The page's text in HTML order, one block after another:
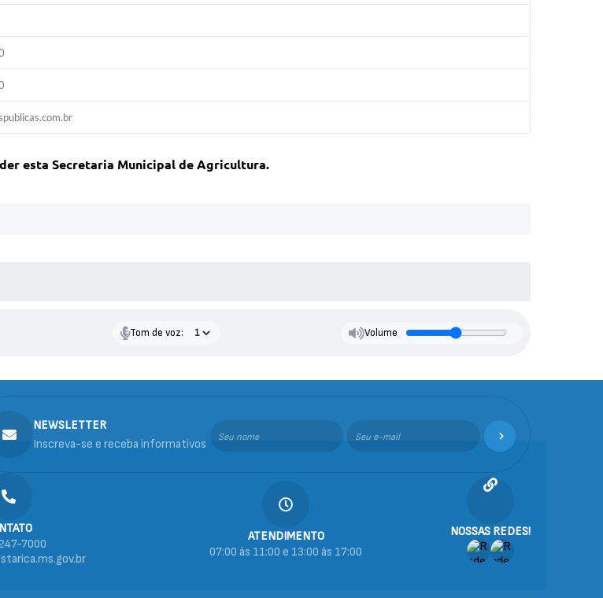
esta Secretaria Municipal de Agricultura.
Tom de voz: Volume
NOSSAS REDES!
7000
ATENDIMENTO
07:00 às 11:00 e 13:00 às 17:00
NEWSLETTER
Inscreva-se e receba informativos